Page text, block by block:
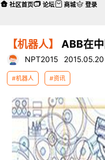
【机器人】 ABB在
NPT2015 2015.05.20
#机器人 #资讯
社区首页 论坛 商城 登录